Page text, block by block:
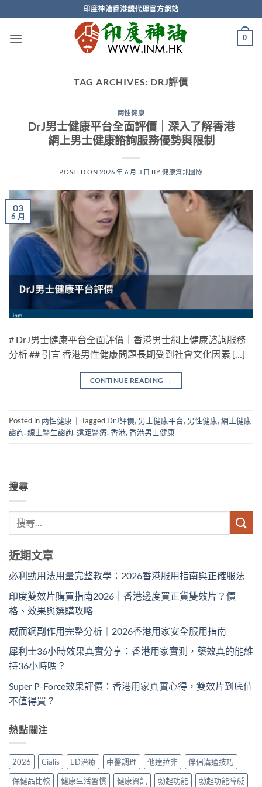
to
content
印度神油香港總代理官方網站
0
TAG ARCHIVES: DRJ評價
两性健康
DrJ男士健康平台全面評價｜深入了解香港
網上男士健康諮詢服務優勢與限制
POSTED ON 2026 年 6 月 3 日 BY健康資訊團隊
03
6 月
# DrJ男士健康平台全面評價｜香港男士網上健康諮詢服務
分析 ## 引言 香港男性健康問題長期受到社會文化因素 […]
CONTINUE READING →
Posted in两性健康 Tagged DrJ評價, 男士健康平台, 男性健康,網上健康
諮詢,線上醫生諮詢,遠距醫療,香港,香港男士健康
搜尋
近期文章
必利勁用法用量完整教學：2026香港服用指南與正確服法
印度雙效片購買指南2026｜香港邊度買正貨雙效片？價
格、效果與選購攻略
威而鋼副作用完整分析｜2026香港用家安全服用指南
犀利士36小時效果真實分享：香港用家實測，藥效真的能維
持36小時嗎？
Super P-Force效果評價：香港用家真實心得，雙效片到底值
不值得買？
熱點關注
2026 Cialis ED治療 中醫調理 他達拉非
伴侶溝通技巧
保健品比較
健康生活習慣 健康資訊 勃起功能 勃起功能障礙